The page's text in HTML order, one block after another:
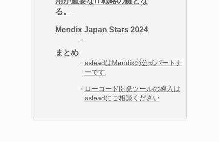
ルの活用方法を探求し、
践的な情報をお届けする
る。
Mendix Japan Stars 2024
まとめ
asleadはMendixの公式パートナ
ーです
ローコード開発ツールの導入は
asleadにご相談ください